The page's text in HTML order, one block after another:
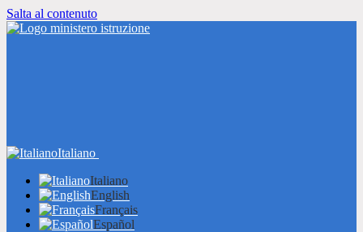
Salta al contenuto
Italiano
Italiano
English
Français
Español